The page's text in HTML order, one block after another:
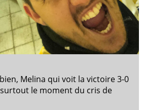
Melina qui voit la victoire 3-0
le moment du cris de